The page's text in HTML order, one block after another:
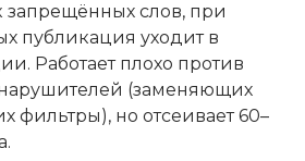
слов, при
публикация уходит в
Работает плохо против
(заменяющих
фильтры), но отсеивает 60–